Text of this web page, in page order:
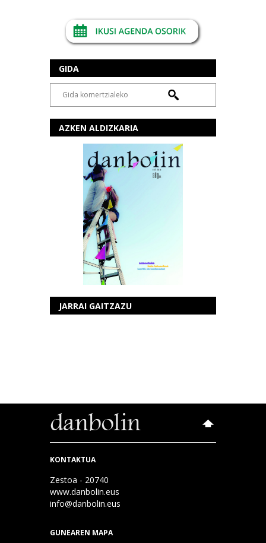
GIDA
AZKEN ALDIZKARIA
JARRAI GAITZAZU
KONTAKTUA
Zestoa - 20740
www.danbolin.eus
info@danbolin.eus
GUNEAREN MAPA